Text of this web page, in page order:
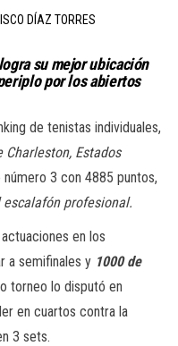
DÍAZ TORRES
su mejor ubicación
por los abiertos
de tenistas individuales,
Charleston, Estados
3 con 4885 puntos,
profesional.
en los
a semifinales y 1000 de
torneo lo disputó en
en cuartos contra la
3 sets.